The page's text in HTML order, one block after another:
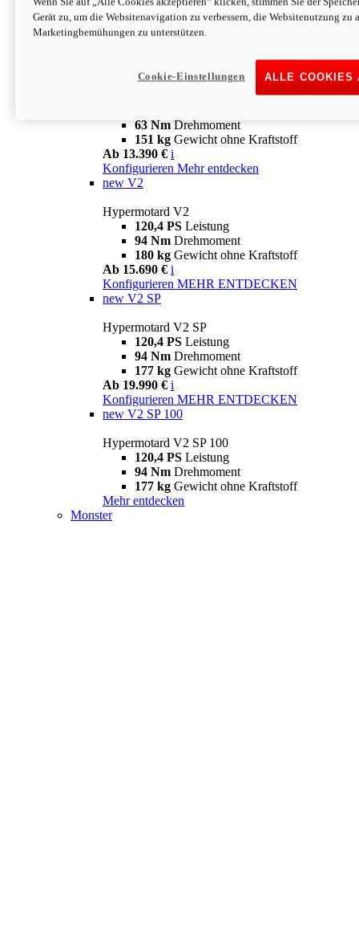
63 NmDrehmoment
151 kgGewicht ohne Kraftstoff
Ab 13.890 € i
63 Nm Drehmoment
151 kg Gewicht ohne Kraftstoff
Ab 13.390 € i
Konfigurieren Mehr entdecken
new V2
Hypermotard V2
120,4 PS Leistung
94 Nm Drehmoment
180 kg Gewicht ohne Kraftstoff
Ab 15.690 € i
Konfigurieren MEHR ENTDECKEN
new V2 SP
Hypermotard V2 SP
120,4 PS Leistung
94 Nm Drehmoment
177 kg Gewicht ohne Kraftstoff
Ab 19.990 € i
Konfigurieren MEHR ENTDECKEN
new V2 SP 100
Hypermotard V2 SP 100
120,4 PS Leistung
94 Nm Drehmoment
177 kg Gewicht ohne Kraftstoff
Mehr entdecken
Monster
Gerät zu, um die Websitenavigation zu verbessern, die Websitenutzung zu
Marketingbemühungen zu unterstützen.
ALLE COOKIES
Cookie-Einstellungen